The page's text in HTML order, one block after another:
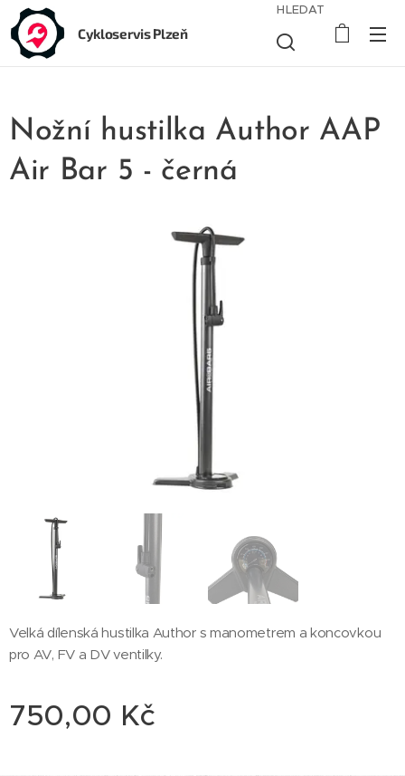
Cykloservis Plzeň
HLEDAT
Nožní hustilka Author AAP
Air Bar 5 - černá
Velká dílenská hustilka Author s manometrem a koncovkou
pro AV, FV a DV ventilky.
750,00 Kč